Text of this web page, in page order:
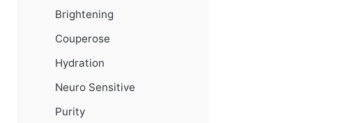
Brightening
Couperose
Hydration
Neuro Sensitive
Purity